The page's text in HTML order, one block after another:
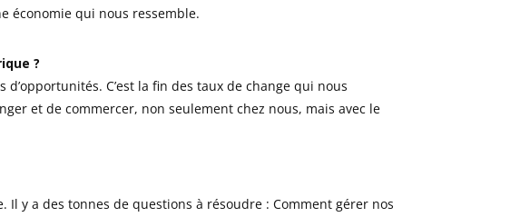
économie qui nous ressemble.
?
C’est la fin des taux de change qui nous
et de commercer, non seulement chez nous, mais avec le
Il y a des tonnes de questions à résoudre : Comment gérer nos